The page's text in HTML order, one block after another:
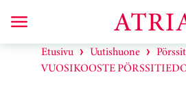
Etusivu Uutishuone
VUOSIKOOSTE